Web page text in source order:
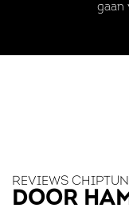
gaan
REVIEWS
DOOR